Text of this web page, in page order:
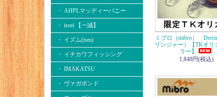
・ AHPLマッディーバニー
・ issei 【一誠】
・ イズム(ism)
・ イチカワフィッシング
・ IMAKATSU
・ ヴァガボンド
ミブロ（mibro）
リンジャー）【TKオリ
ラー】
1,848円(税込)